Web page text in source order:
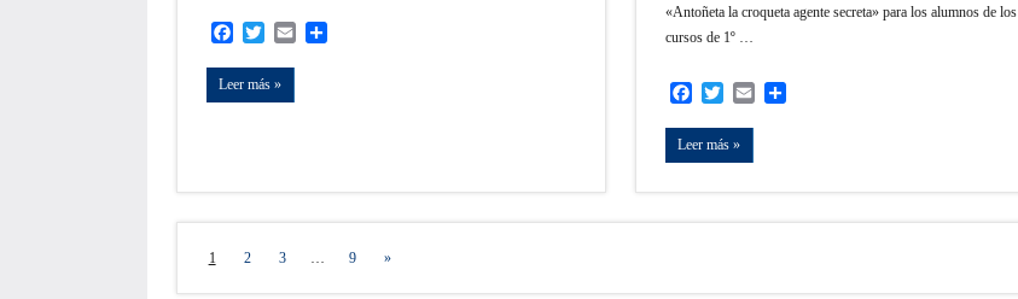
FacebookTwitterEmail
Leer más
«Antoñeta la croqueta agente secreta» para los alumnos de los
cursos de 1º …
FacebookTwitterEmail
Leer más
Navegación
1 2 3 9
Siguientes
»